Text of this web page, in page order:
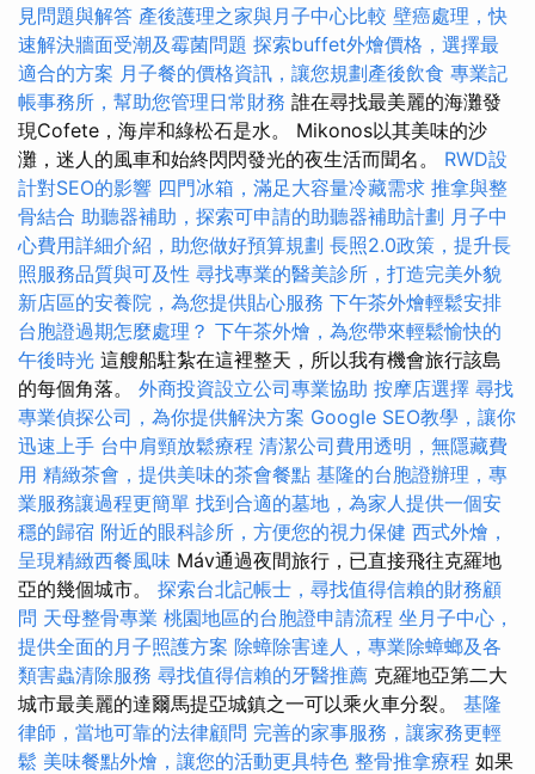
見問題與解答 產後護理之家與月子中心比較 壁癌處理，快
速解決牆面受潮及霉菌問題 探索buffet外燴價格，選擇最
適合的方案 月子餐的價格資訊，讓您規劃產後飲食 專業記
帳事務所，幫助您管理日常財務 誰在尋找最美麗的海灘發
現Cofete，海岸和綠松石是水。 Mikonos以其美味的沙
灘，迷人的風車和始終閃閃發光的夜生活而聞名。 RWD設
計對SEO的影響 四門冰箱，滿足大容量冷藏需求 推拿與整
骨結合 助聽器補助，探索可申請的助聽器補助計劃 月子中
心費用詳細介紹，助您做好預算規劃 長照2.0政策，提升長
照服務品質與可及性 尋找專業的醫美診所，打造完美外貌
新店區的安養院，為您提供貼心服務 下午茶外燴輕鬆安排
台胞證過期怎麼處理？ 下午茶外燴，為您帶來輕鬆愉快的
午後時光 這艘船駐紮在這裡整天，所以我有機會旅行該島
的每個角落。 外商投資設立公司專業協助 按摩店選擇 尋找
專業偵探公司，為你提供解決方案 Google SEO教學，讓你
迅速上手 台中肩頸放鬆療程 清潔公司費用透明，無隱藏費
用 精緻茶會，提供美味的茶會餐點 基隆的台胞證辦理，專
業服務讓過程更簡單 找到合適的墓地，為家人提供一個安
穩的歸宿 附近的眼科診所，方便您的視力保健 西式外燴，
呈現精緻西餐風味 Máv通過夜間旅行，已直接飛往克羅地
亞的幾個城市。 探索台北記帳士，尋找值得信賴的財務顧
問 天母整骨專業 桃園地區的台胞證申請流程 坐月子中心，
提供全面的月子照護方案 除蟑除害達人，專業除蟑螂及各
類害蟲清除服務 尋找值得信賴的牙醫推薦 克羅地亞第二大
城市最美麗的達爾馬提亞城鎮之一可以乘火車分裂。 基隆
律師，當地可靠的法律顧問 完善的家事服務，讓家務更輕
鬆 美味餐點外燴，讓您的活動更具特色 整骨推拿療程 如果